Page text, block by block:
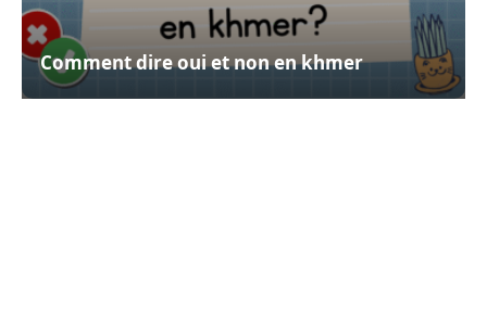
Comment dire oui et non en khmer